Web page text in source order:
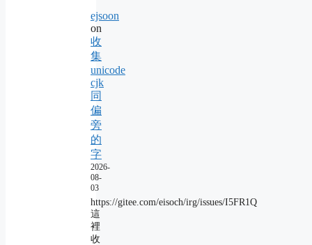
ejsoon
on
收
集
unicode
cjk
同
偏
旁
的
字
2026-
08-
03
https://gitee.com/eisoch/irg/issues/I5FR1Q
這
裡
收